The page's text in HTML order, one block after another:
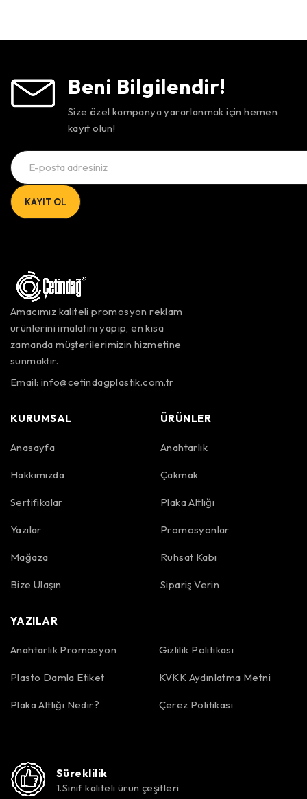
Beni Bilgilendir!
Size özel kampanya yararlanmak için hemen
kayıt olun!
Amacımız kaliteli promosyon reklam
ürünlerini imalatını yapıp, en kısa
zamanda müşterilerimizin hizmetine
sunmaktır.
Email: info@cetindagplastik.com.tr
KURUMSAL
Anasayfa
Hakkımızda
Sertifikalar
Yazılar
Mağaza
Bize Ulaşın
ÜRÜNLER
Anahtarlık
Çakmak
Plaka Altlığı
Promosyonlar
Ruhsat Kabı
Sipariş Verin
YAZILAR
Anahtarlık Promosyon
Plasto Damla Etiket
Plaka Altlığı Nedir?
Gizlilik Politikası
KVKK Aydınlatma Metni
Çerez Politikası
Süreklilik
1.Sınıf kaliteli ürün çeşitleri